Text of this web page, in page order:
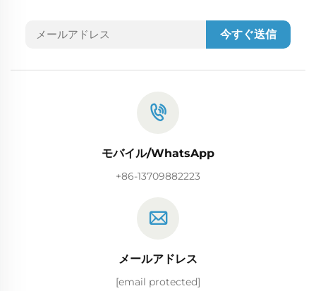
今すぐ送信
モバイル/WhatsApp
+86-13709882223
メールアドレス
[email protected]